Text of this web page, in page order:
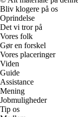
Bliv klogere på os
Oprindelse
Det vi tror på
Vores folk
Gør en forskel
Vores placeringer
Viden
Guide
Assistance
Mening
Jobmuligheder
Tip os